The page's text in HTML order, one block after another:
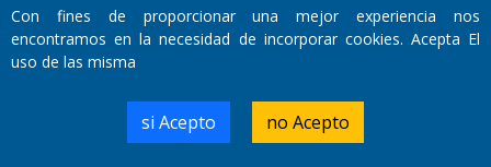
Primera edición: Domingo 3 de Mayo de 1992
Miembro de ADIRA,ADEPA y CPPAL
Propietario: El Diario SRL
Walter René Goñi
Con fines de proporcionar una mejor experiencia nos
encontramos en la necesidad de incorporar cookies. Acepta El
uso de las misma
si Acepto no Acepto